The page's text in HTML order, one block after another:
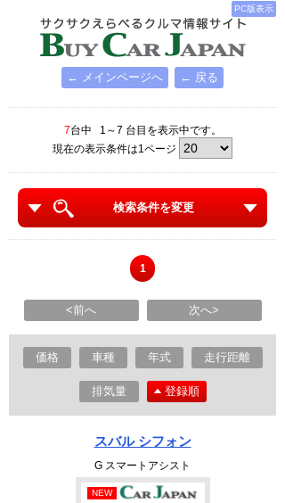
PC版表示
← メインページへ ← 戻る
7台中 1～7 台目を表示中です。
現在の表示条件は1ページ
検索条件を変更
1
<前へ 次へ>
価格 車種 年式 走行距離
排気量 登録順
スバル シフォン
G スマートアシスト
NEW